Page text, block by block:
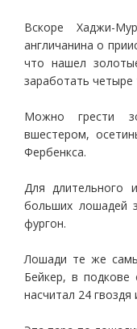
Вскоре Хаджи-
англичанина о
что нашел
заработать четыре
Можно грести
вшестером,
Фербенкса.
Для длительного
больших лошадей
фургон.
Лошади те же
Бейкер, в
насчитал 24 гвоздя